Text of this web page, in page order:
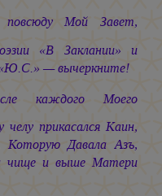
повсюду Мой Завет,
«В Заклании» и
«Ю.С.» — вычеркните!
каждого Моего
челу прикасался Каин,
Давала Азъ,
чище и выше Матери